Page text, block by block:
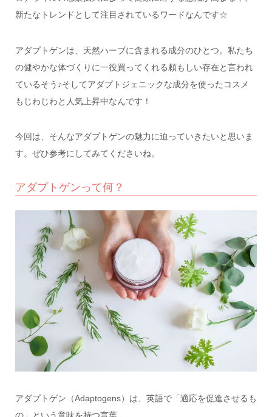
新たなトレンドとして注目されているワードなんです☆
アダプトゲンは、天然ハーブに含まれる成分のひとつ。私たち
の健やかな体づくりに一役買ってくれる頼もしい存在と言われ
ているそう♪そしてアダプトジェニックな成分を使ったコスメ
もじわじわと人気上昇中なんです！
今回は、そんなアダプトゲンの魅力に迫っていきたいと思いま
す。ぜひ参考にしてみてくださいね。
アダプトゲンって何？
アダプトゲン（Adaptogens）は、英語で「適応を促進させるも